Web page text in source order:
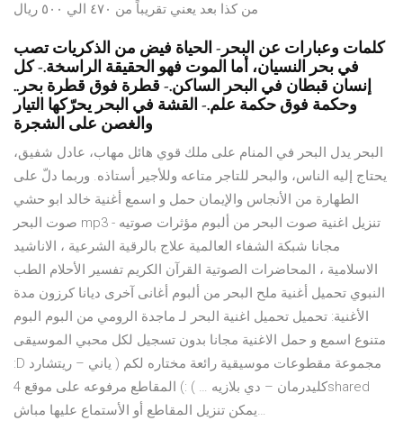
من كذا بعد يعني تقريباً من ٤٧٠ الي ٥٠٠ ريال
كلمات وعبارات عن البحر- الحياة فيض من الذكريات تصب
في بحر النسيان، أما الموت فهو الحقيقة الراسخة.- كل
إنسان قبطان في البحر الساكن.- قطرة فوق قطرة بحر..
وحكمة فوق حكمة علم.- القشة في البحر يحرّكها التيار
والغصن على الشجرة
البحر يدل البحر في المنام على ملك قوي هائل مهاب، عادل شفيق،
يحتاج إليه الناس، والبحر للتاجر متاعه وللأجير أستاذه. وربما دلّ على
الطهارة من الأنجاس والإيمان حمل و اسمع أغنية خالد ابو حشي
صوت البحر mp3 - تنزيل اغنية صوت البحر من ألبوم مؤثرات صوتيه
مجانا شبكة الشفاء العالمية علاج بالرقية الشرعية ، الاناشيد
الاسلامية ، المحاضرات الصوتية القرآن الكريم تفسير الأحلام الطب
النبوي تحميل أغنية ملح البحر من ألبوم أغانى آخرى ديانا كرزون مدة
الأغنية: تحميل تحميل اغنية البحر لـ ماجدة الرومي من البوم البوم
متنوع اسمع و حمل الاغنية مجانا بدون تسجيل لكل محبي الموسيقى
:D مجموعة مقطوعات موسيقية رائعة مختاره لكم ( ياني – ريتشارد
كليدرمان – دي بلازيه … ) :) المقاطع مرفوعه على موقع 4shared
يمكن تنزيل المقاطع أو الأستماع عليها مباش…